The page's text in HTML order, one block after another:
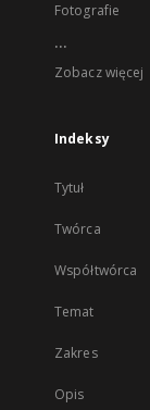
Fotografie
...
Zobacz więcej
Indeksy
Tytuł
Twórca
Współtwórca
Temat
Zakres
Opis